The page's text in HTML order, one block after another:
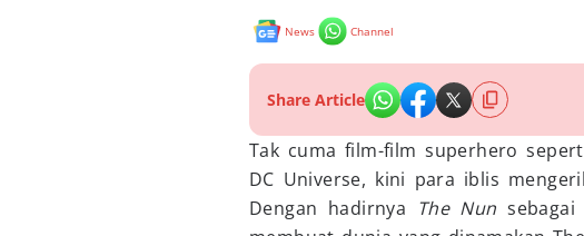
News Channel
Share Article
Tak cuma film-film superhero
DC Universe, kini para iblis
Dengan hadirnya The Nun